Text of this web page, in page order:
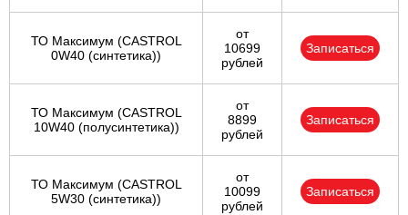
ТО Максимум (CASTROL
0W40 (синтетика))
от
10699
рублей
Записаться
ТО Максимум (CASTROL
10W40 (полусинтетика))
от
8899
рублей
Записаться
ТО Максимум (CASTROL
5W30 (синтетика))
от
10099
рублей
Записаться